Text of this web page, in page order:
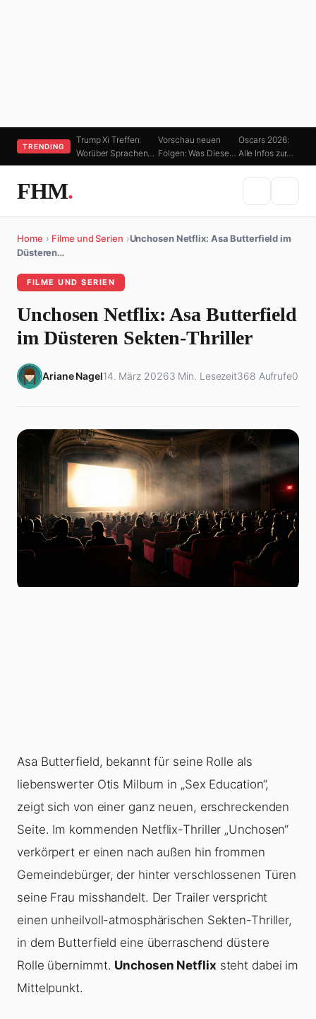
TRENDING
Trump Xi Treffen:
Worüber Sprachen…
Vorschau neuen
Folgen: Was Diese…
Oscars 2026:
Alle Infos zur…
FHM.
Home › Filme und Serien ›Unchosen Netflix: Asa Butterfield im
Düsteren…
FILME UND SERIEN
Unchosen Netflix: Asa Butterfield
im Düsteren Sekten-Thriller
Ariane Nagel14. März 20263 Min. Lesezeit368 Aufrufe0
Asa Butterfield, bekannt für seine Rolle als
liebenswerter Otis Milburn in „Sex Education“,
zeigt sich von einer ganz neuen, erschreckenden
Seite. Im kommenden Netflix-Thriller „Unchosen“
verkörpert er einen nach außen hin frommen
Gemeindebürger, der hinter verschlossenen Türen
seine Frau misshandelt. Der Trailer verspricht
einen unheilvoll-atmosphärischen Sekten-Thriller,
in dem Butterfield eine überraschend düstere
Rolle übernimmt. Unchosen Netflix steht dabei im
Mittelpunkt.